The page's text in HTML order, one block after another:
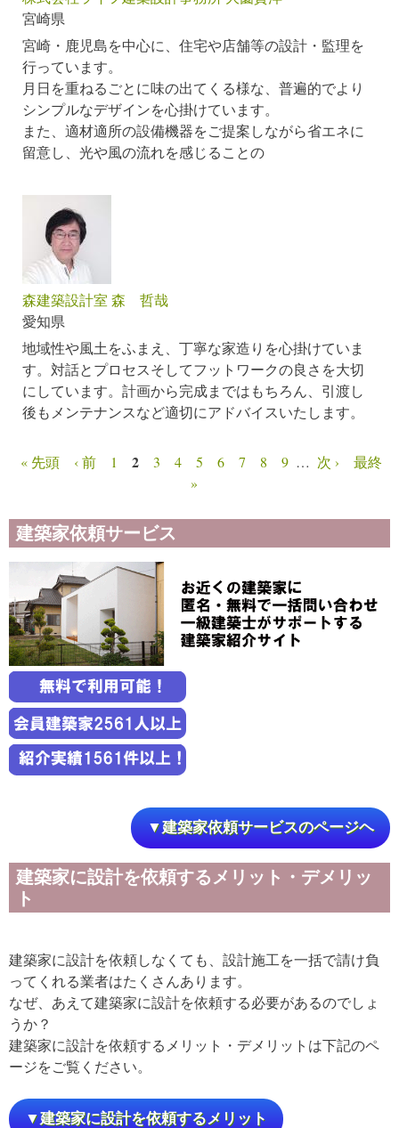
宮崎県
宮崎・鹿児島を中心に、住宅や店舗等の設計・監理を
行っています。
月日を重ねるごとに味の出てくる様な、普遍的でより
シンプルなデザインを心掛けています。
また、適材適所の設備機器をご提案しながら省エネに
留意し、光や風の流れを感じることの
森建築設計室 森 哲哉
愛知県
地域性や風土をふまえ、丁寧な家造りを心掛けていま
す。対話とプロセスそしてフットワークの良さを大切
にしています。計画から完成まではもちろん、引渡し
後もメンテナンスなど適切にアドバイスいたします。
ページ
« 先頭 ‹ 前 1 2 3 4 5 6 7 8 9 … 次 ›
最終
»
建築家依頼サービス
▼建築家依頼サービスのページヘ
建築家に設計を依頼するメリット・デメリッ
ト
建築家に設計を依頼しなくても、設計施工を一括で請け負
ってくれる業者はたくさんあります。
なぜ、あえて建築家に設計を依頼する必要があるのでしょ
うか？
建築家に設計を依頼するメリット・デメリットは下記のペ
ージをご覧ください。
▼建築家に設計を依頼するメリット